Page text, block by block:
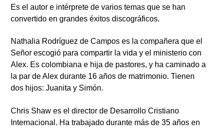
Es el autor e intérprete de varios temas que se han
convertido en grandes éxitos discográficos.
Nathalia Rodríguez de Campos es la compañera que el
Señor escogió para compartir la vida y el ministerio con
Alex. Es colombiana e hija de pastores, y ha caminado a
la par de Alex durante 16 años de matrimonio. Tienen
dos hijos: Juanita y Simón.
Chris Shaw es el director de Desarrollo Cristiano
Internacional. Ha trabajado durante más de 35 años en